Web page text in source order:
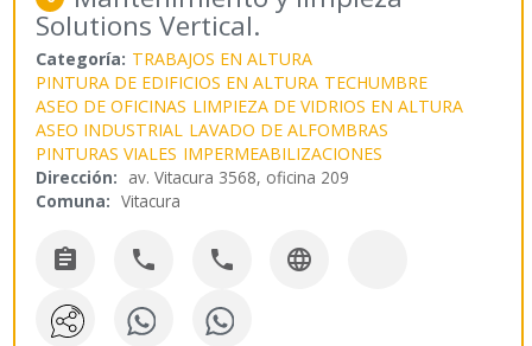
Solutions Vertical.
Categoría: TRABAJOS EN ALTURA
PINTURA DE EDIFICIOS EN ALTURA TECHUMBRE
ASEO DE OFICINAS LIMPIEZA DE VIDRIOS EN ALTURA
ASEO INDUSTRIAL LAVADO DE ALFOMBRAS
PINTURAS VIALES IMPERMEABILIZACIONES
Dirección: av. Vitacura 3568, oficina 209
Comuna: Vitacura
   